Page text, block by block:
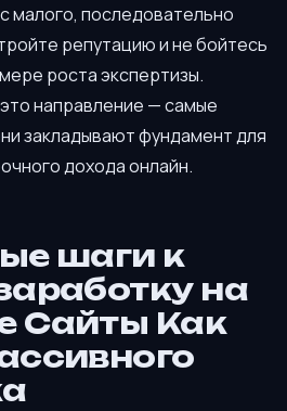
малого, последовательно
репутацию и не бойтесь
роста экспертизы.
направление — самые
закладывают фундамент для
дохода онлайн.
шаги к
на
Сайты Как